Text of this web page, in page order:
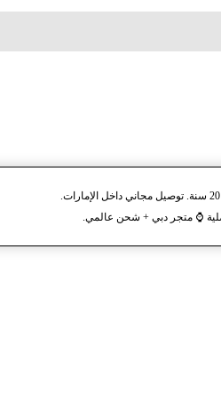
⌚️ متجر دبي + شحن عالمي.